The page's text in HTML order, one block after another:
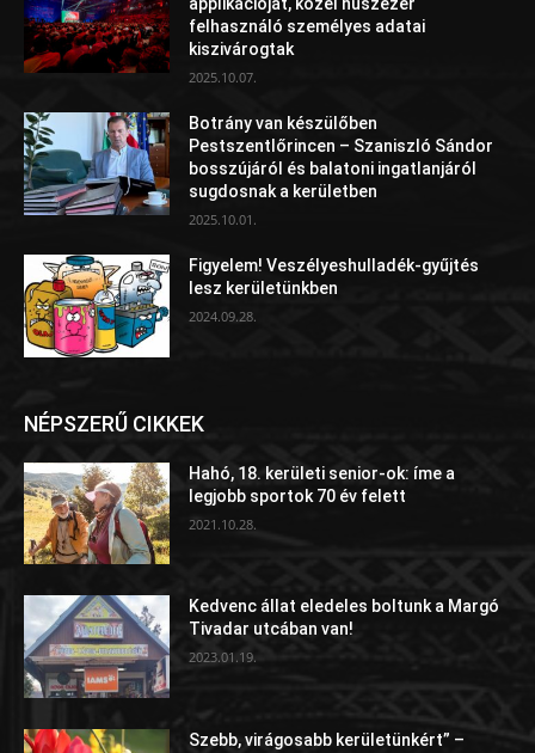
felhasználó személyes adatai
kiszivárogtak
2025.10.07.
Botrány van készülőben
Pestszentlőrincen – Szaniszló Sándor
bosszújáról és balatoni ingatlanjáról
sugdosnak a kerületben
2025.10.01.
Figyelem! Veszélyeshulladék-gyűjtés
lesz kerületünkben
2024.09.28.
NÉPSZERŰ CIKKEK
Hahó, 18. kerületi senior-ok: íme a
legjobb sportok 70 év felett
2021.10.28.
Kedvenc állat eledeles boltunk a Margó
Tivadar utcában van!
2023.01.19.
Szebb, virágosabb kerületünkért” –